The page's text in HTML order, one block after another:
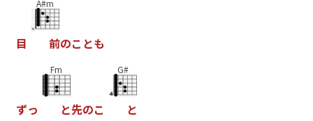
目
A#m
前のこ とも
ずっ
Fm
と先のこ
G#
と